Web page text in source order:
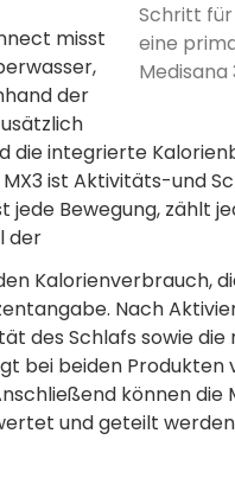
Schritt
eine
misst
der
die integrierte
ist Aktivitäts-und
jede Bewegung, zählt
der
Kalorienverbrauch,
Nach
des Schlafs sowie
bei beiden Produkten
können
und geteilt